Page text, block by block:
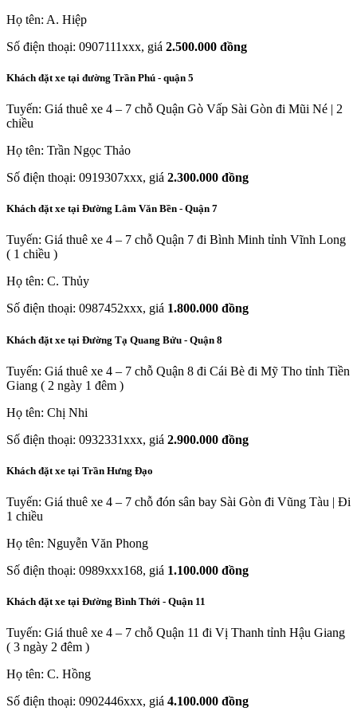
Họ tên: A. Hiệp
Số điện thoại: 0907111xxx, giá 2.500.000 đồng
Khách đặt xe tại đường Trần Phú - quận 5
Tuyến: Giá thuê xe 4 – 7 chỗ Quận Gò Vấp Sài Gòn đi Mũi Né | 2
chiều
Họ tên: Trần Ngọc Thảo
Số điện thoại: 0919307xxx, giá 2.300.000 đồng
Khách đặt xe tại Đường Lâm Văn Bền - Quận 7
Tuyến: Giá thuê xe 4 – 7 chỗ Quận 7 đi Bình Minh tỉnh Vĩnh Long
( 1 chiều )
Họ tên: C. Thủy
Số điện thoại: 0987452xxx, giá 1.800.000 đồng
Khách đặt xe tại Đường Tạ Quang Bửu - Quận 8
Tuyến: Giá thuê xe 4 – 7 chỗ Quận 8 đi Cái Bè đi Mỹ Tho tỉnh Tiền
Giang ( 2 ngày 1 đêm )
Họ tên: Chị Nhi
Số điện thoại: 0932331xxx, giá 2.900.000 đồng
Khách đặt xe tại Trần Hưng Đạo
Tuyến: Giá thuê xe 4 – 7 chỗ đón sân bay Sài Gòn đi Vũng Tàu | Đi
1 chiều
Họ tên: Nguyễn Văn Phong
Số điện thoại: 0989xxx168, giá 1.100.000 đồng
Khách đặt xe tại Đường Bình Thới - Quận 11
Tuyến: Giá thuê xe 4 – 7 chỗ Quận 11 đi Vị Thanh tỉnh Hậu Giang
( 3 ngày 2 đêm )
Họ tên: C. Hồng
Số điện thoại: 0902446xxx, giá 4.100.000 đồng